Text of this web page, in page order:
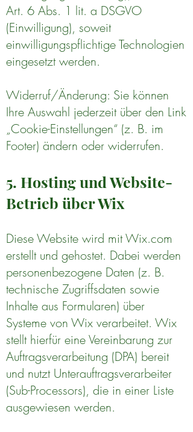
Art. 6 Abs. 1 lit. a DSGVO
(Einwilligung), soweit
einwilligungspflichtige Technologien
eingesetzt werden.
Widerruf/Änderung: Sie können
Ihre Auswahl jederzeit über den Link
„Cookie-Einstellungen“ (z. B. im
Footer) ändern oder widerrufen.
5. Hosting und Website-
Betrieb über Wix
Diese Website wird mit Wix.com
erstellt und gehostet. Dabei werden
personenbezogene Daten (z. B.
technische Zugriffsdaten sowie
Inhalte aus Formularen) über
Systeme von Wix verarbeitet. Wix
stellt hierfür eine Vereinbarung zur
Auftragsverarbeitung (DPA) bereit
und nutzt Unterauftragsverarbeiter
(Sub-Processors), die in einer Liste
ausgewiesen werden.